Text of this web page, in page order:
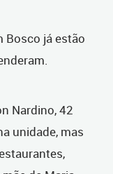
Bosco já estão
Nardino, 42
unidade, mas